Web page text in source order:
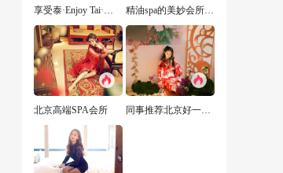
享受泰·Enjoy Tai·泰式古法按摩 精油spa的美妙会所经历
北京高端SPA会所 同事推荐北京好一点的男子商务会所，愿你三冬暖，愿你有两人